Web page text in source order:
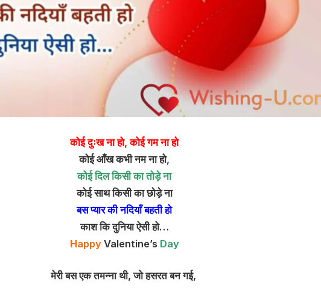
कोई दुःख ना हो, कोई गम ना हो
कोई आँख कभी नम ना हो,
कोई दिल किसी का तोड़े ना
कोई साथ किसी का छोड़े ना
बस प्यार की नदियाँ बहती हो
काश कि दुनिया ऐसी हो…
HappyValentine’s Day
मेरी बस एक तमन्ना थी,जो हसरत बन गई,